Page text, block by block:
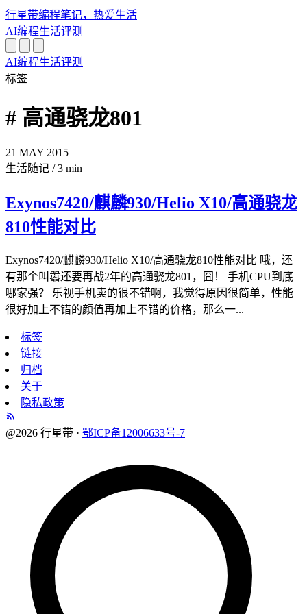
行星带编程笔记，热爱生活
AI编程生活评测
AI编程生活评测
标签
# 高通骁龙801
21 MAY 2015
生活随记 / 3 min
Exynos7420/麒麟930/Helio X10/高通骁龙
810性能对比
Exynos7420/麒麟930/Helio X10/高通骁龙810性能对比 哦，还
有那个叫嚣还要再战2年的高通骁龙801，囧！ 手机CPU到底
哪家强？ 乐视手机卖的很不错啊，我觉得原因很简单，性能
很好加上不错的颜值再加上不错的价格，那么一...
标签
链接
归档
关于
隐私政策
@2026 行星带 · 鄂ICP备12006633号-7